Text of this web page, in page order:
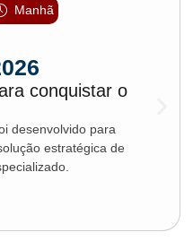
Manhã
conquistar o
desenvolvido para
estratégica de